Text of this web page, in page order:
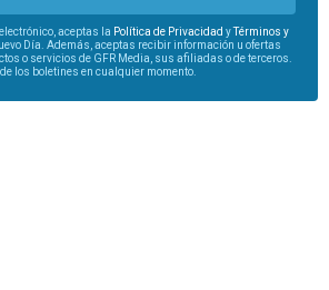
aceptas la Política de Privacidad yTérminos y
Día. Además, aceptas recibir información u ofertas
o servicios de GFR Media, sus afiliadas o de terceros.
los boletines en cualquier momento.